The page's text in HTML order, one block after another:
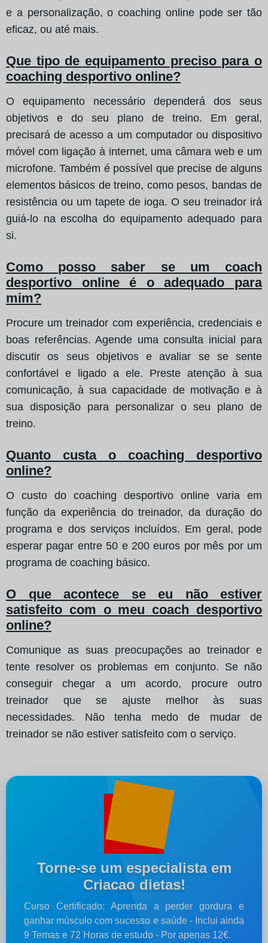
e a personalização, o coaching online pode ser tão
eficaz, ou até mais.
Que tipo de equipamento preciso para o
coaching desportivo online?
O equipamento necessário dependerá dos seus
objetivos e do seu plano de treino. Em geral,
precisará de acesso a um computador ou dispositivo
móvel com ligação à internet, uma câmara web e um
microfone. Também é possível que precise de alguns
elementos básicos de treino, como pesos, bandas de
resistência ou um tapete de ioga. O seu treinador irá
guiá-lo na escolha do equipamento adequado para
si.
Como posso saber se um coach
desportivo online é o adequado para
mim?
Procure um treinador com experiência, credenciais e
boas referências. Agende uma consulta inicial para
discutir os seus objetivos e avaliar se se sente
confortável e ligado a ele. Preste atenção à sua
comunicação, à sua capacidade de motivação e à
sua disposição para personalizar o seu plano de
treino.
Quanto custa o coaching desportivo
online?
O custo do coaching desportivo online varia em
função da experiência do treinador, da duração do
programa e dos serviços incluídos. Em geral, pode
esperar pagar entre 50 e 200 euros por mês por um
programa de coaching básico.
O que acontece se eu não estiver
satisfeito com o meu coach desportivo
online?
Comunique as suas preocupações ao treinador e
tente resolver os problemas em conjunto. Se não
conseguir chegar a um acordo, procure outro
treinador que se ajuste melhor às suas
necessidades. Não tenha medo de mudar de
treinador se não estiver satisfeito com o serviço.
Torne-se um especialista em
Criacao dietas!
Curso Certificado: Aprenda a perder gordura e
ganhar músculo com sucesso e saúde - Inclui ainda
9 Temas e 72 Horas de estudo - Por apenas 12€.